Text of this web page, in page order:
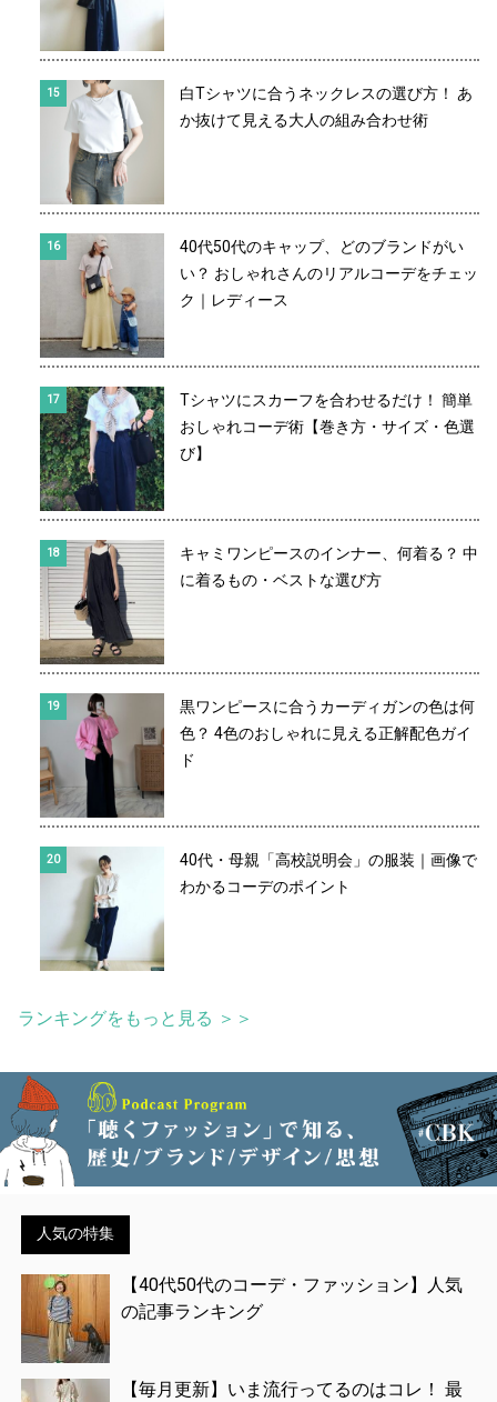
白Tシャツに合うネックレスの選び方！ あ
か抜けて見える大人の組み合わせ術
40代50代のキャップ、どのブランドがい
い？ おしゃれさんのリアルコーデをチェッ
ク｜レディース
Tシャツにスカーフを合わせるだけ！ 簡単
おしゃれコーデ術【巻き方・サイズ・色選
び】
キャミワンピースのインナー、何着る？ 中
に着るもの・ベストな選び方
黒ワンピースに合うカーディガンの色は何
色？ 4色のおしゃれに見える正解配色ガイ
ド
40代・母親「高校説明会」の服装｜画像で
わかるコーデのポイント
ランキングをもっと見る ＞＞
人気の特集
【40代50代のコーデ・ファッション】人気
の記事ランキング
【毎月更新】いま流行ってるのはコレ！ 最